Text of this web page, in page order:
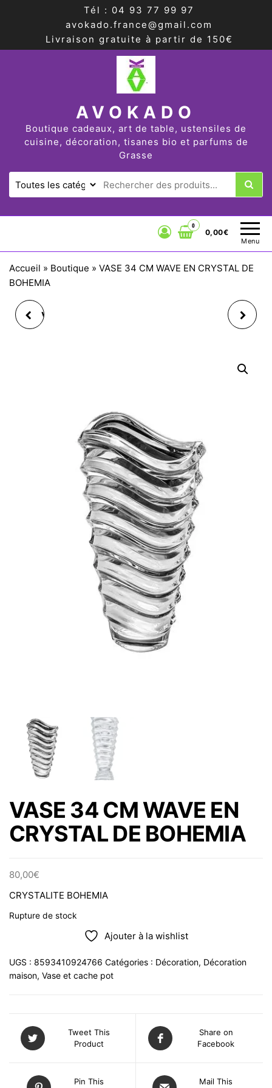
Tél : 04 93 77 99 97
avokado.france@gmail.com
Livraison gratuite à partir de 150€
AVOKADO
Boutique cadeaux, art de table, ustensiles de
cuisine, décoration, tisanes bio et parfums de
Grasse
Menu
0
0,00€
Accueil » Boutique » VASE 34 CM WAVE EN CRYSTAL DE
BOHEMIA
VASE BERGEN BLANC
VASE 34 CM WAVE EN
CRYSTAL DE BOHEMIA
80,00€
CRYSTALITE BOHEMIA
Rupture de stock
Ajouter à la wishlist
UGS : 8593410924766 Catégories : Décoration, Décoration
maison, Vase et cache pot
Tweet This
Product
Share on
Facebook
Pin This Mail This